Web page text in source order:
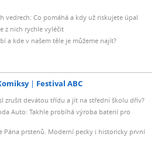
vedrech: Co pomáhá a kdy už riskujete úpal
z nich rychle vyléčit
a kde v našem těle je můžeme najít?
Festival ABC
zrušit devátou třídu a jít na střední školu dřív?
Auto: Takhle probíhá výroba baterií pro
Pána prstenů. Moderní pecky i historicky první